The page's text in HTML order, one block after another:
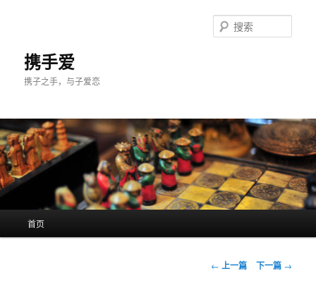
携手爱
携子之手，与子爱恋
索
首页
文
← 上一篇 下一篇 →